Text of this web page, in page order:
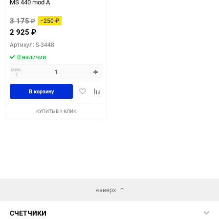
MS 440 mod A
3 175₽ −250 ₽
2 925 ₽
Артикул: S-3448
В наличии
мин.
1
ДобавитьДобавить
В корзину
КУПИТЬ В 1 КЛИК
наверх
СЧЕТЧИКИ